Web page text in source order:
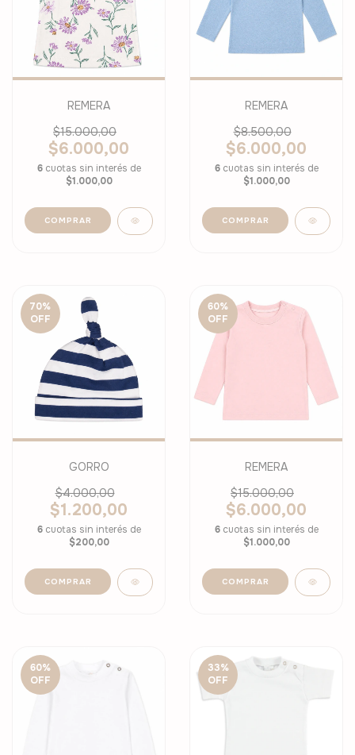
REMERA
$15.000,00
$6.000,00
6 cuotas sin interés de
$1.000,00
COMPRAR
REMERA
$8.500,00
$6.000,00
6 cuotas sin interés de
$1.000,00
COMPRAR
70%
OFF
GORRO
$4.000,00
$1.200,00
6 cuotas sin interés de
$200,00
COMPRAR
60%
OFF
REMERA
$15.000,00
$6.000,00
6 cuotas sin interés de
$1.000,00
COMPRAR
60%
OFF
33%
OFF